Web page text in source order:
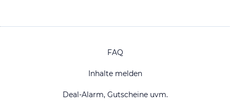
FAQ
Inhalte melden
Deal-Alarm, Gutscheine uvm.